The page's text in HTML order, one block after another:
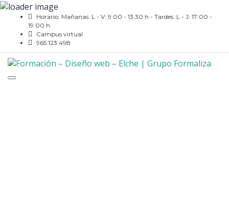
Horario: Mañanas: L - V: 9:00 - 13:30 h - Tardes: L - J: 17:00 -
19:00 h
Campus virtual
965 123 498
Toggle